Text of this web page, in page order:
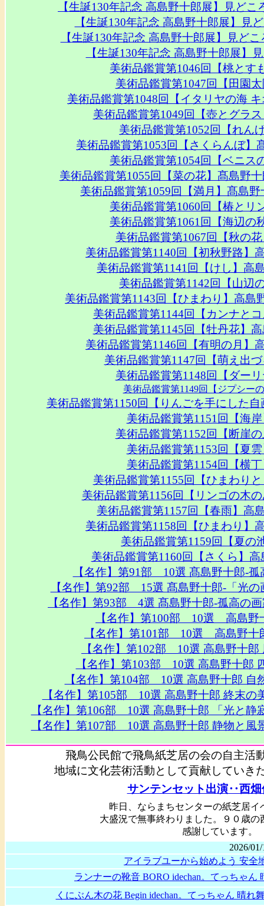
【生誕130年記念 高島野十郎展】見ど
【生誕130年記念 高島野十郎展】
【生誕130年記念 高島野十郎展】見ど
【生誕130年記念 高島野十郎展
美術品鑑賞第1046回【桃とす
美術品鑑賞第1047回【田園
美術品鑑賞第1048回【イタリヤの海
美術品鑑賞第1049回【壺とグラ
美術品鑑賞第1052回【れん
美術品鑑賞第1053回【さくらんぼ】
美術品鑑賞第1054回【ベニス
美術品鑑賞第1055回【菜の花】髙島野
美術品鑑賞第1059回【満月】髙島
美術品鑑賞第1060回【椿とリ
美術品鑑賞第1061回【海辺の
美術品鑑賞第1067回【秋の
美術品鑑賞第1140回【初秋野路】
美術品鑑賞第1141回【けし】高
美術品鑑賞第1142回【山辺
美術品鑑賞第1143回【ひまわり】高島
美術品鑑賞第1144回【カンナと
美術品鑑賞第1145回【牡丹花】
美術品鑑賞第1146回【有明の月】
美術品鑑賞第1147回【萌え出
美術品鑑賞第1148回【ダー
美術品鑑賞第1149回【ジプシー
美術品鑑賞第1150回【りんごを手にした
美術品鑑賞第1151回【海
美術品鑑賞第1152回【断崖
美術品鑑賞第1153回【夏
美術品鑑賞第1154回【横
美術品鑑賞第1155回【ひまわり
美術品鑑賞第1156回【リンゴの木
美術品鑑賞第1157回【春雨】高
美術品鑑賞第1158回【ひまわり】
美術品鑑賞第1159回【夏の
美術品鑑賞第1160回【さくら】
【名作】第91部 10選 髙島野十郎‐
【名作】第92部 15選 髙島野十郎‐「光
【名作】第93部 4選 髙島野十郎‐孤高の
【名作】第100部 10選 高島
【名作】第101部 10選 高島野
【名作】第102部 10選 高島野十
【名作】第103部 10選 高島野十郎
【名作】第104部 10選 高島野十郎 自
【名作】第105部 10選 高島野十郎 終末
【名作】第106部 10選 高島野十郎 「光と静
【名作】第107部 10選 高島野十郎 静物と風
飛鳥公民館で飛鳥紙芝居の会の自主活
地域に文化芸術活動として貢献していき
サンテンセット出演‥西畑
昨日、ならまちセンターの紙芝居
大盛況で無事終わりました。９０歳
感謝しています
2026/01/
アイラブユーから始めよう 安
ランナーの靴音 BORO idechan。てっちゃん
くにぶん木の花 Begin ️idechan。てっちゃん 晴れ